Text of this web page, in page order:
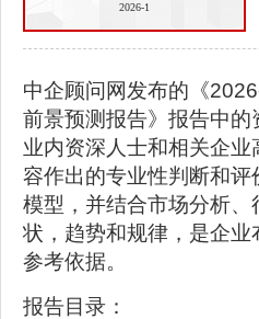
2026-1
中企顾问网发布的《
前景预测报告》报告中
业内资深人士和相关企
容作出的专业性判断和
模型，并结合市场分析
状，趋势和规律，是企
参考依据。
报告目录：